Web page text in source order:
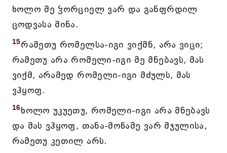
ხოლო მე ჴორციელ ვარ და განფრდილ
ცოდვასა შინა.
15რამეთუ რომელსა-იგი ვიქმნ, არა ვიცი;
რამეთუ არა რომელი-იგი მე მნებავს, მას
ვიქმ, არამედ რომელი-იგი მძულს, მას
ვჰყოფ.
16ხოლო უკუეთუ, რომელი-იგი არა მნებავს
და მას ვჰყოფ, თანა-მოწამე ვარ შჯულისა,
რამეთუ კეთილ არს.